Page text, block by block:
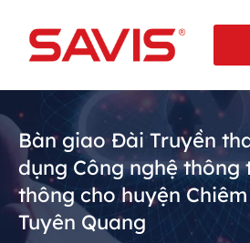
Bàn giao Đài Truyền
dụng Công nghệ thông
thông cho huyện
Tuyên Quang